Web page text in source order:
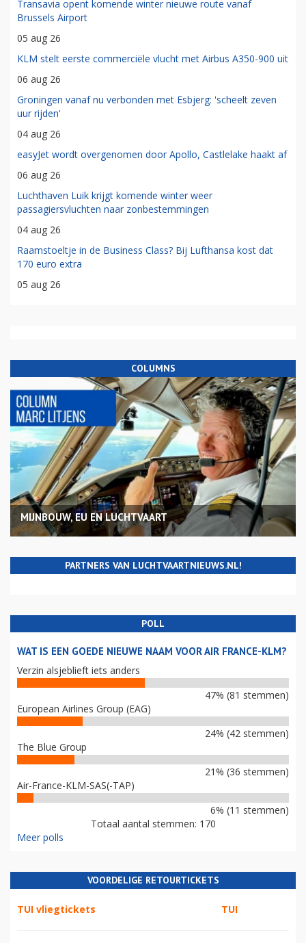
Transavia opent komende winter nieuwe route vanaf
Brussels Airport
05 aug 26
KLM stelt eerste commerciële vlucht met Airbus A350-900 uit
06 aug 26
Groningen vanaf nu verbonden met Esbjerg: 'scheelt zeven
uur rijden'
04 aug 26
easyJet wordt overgenomen door Apollo, Castlelake haakt af
06 aug 26
Luchthaven Luik krijgt komende winter weer
passagiersvluchten naar zonbestemmingen
04 aug 26
Raamstoeltje in de Business Class? Bij Lufthansa kost dat
170 euro extra
05 aug 26
COLUMNS
MIJNBOUW, EU EN LUCHTVAART
PARTNERS VAN LUCHTVAARTNIEUWS.NL!
POLL
WAT IS EEN GOEDE NIEUWE NAAM VOOR AIR FRANCE-KLM?
Verzin alsjeblieft iets anders
47% (81 stemmen)
European Airlines Group (EAG)
24% (42 stemmen)
The Blue Group
21% (36 stemmen)
Air-France-KLM-SAS(-TAP)
6% (11 stemmen)
Totaal aantal stemmen: 170
Meer polls
VOORDELIGE RETOURTICKETS
TUI vliegtickets TUI